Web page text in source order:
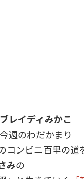
レイディみかこ
今週のわだかまり
コンビニ百里の道
みの